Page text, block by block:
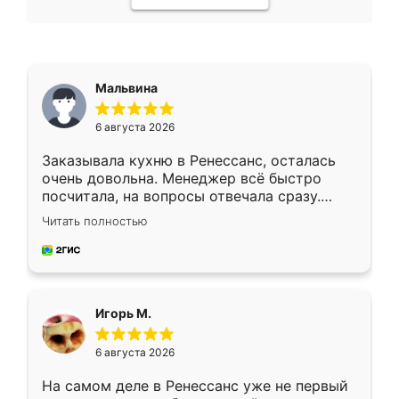
Мальвина
6 августа 2026
Заказывала кухню в Ренессанс, осталась
очень довольна. Менеджер всё быстро
посчитала, на вопросы отвечала сразу.
Замерщик приехал в субботу, подошёл к
делу со всей ответственностью. Собрали
за день, ребята работали аккуратно, даже
Читать полностью
Игорь М.
6 августа 2026
На самом деле в Ренессанс уже не первый